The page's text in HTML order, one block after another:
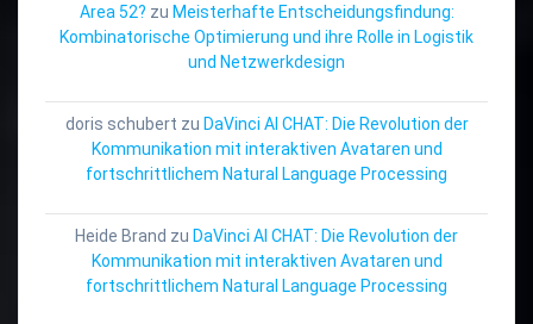
Area 52? zu Meisterhafte Entscheidungsfindung:
Kombinatorische Optimierung und ihre Rolle in Logistik
und Netzwerkdesign
doris schubert zu DaVinci AI CHAT: Die Revolution der
Kommunikation mit interaktiven Avataren und
fortschrittlichem Natural Language Processing
Heide Brand zu DaVinci AI CHAT: Die Revolution der
Kommunikation mit interaktiven Avataren und
fortschrittlichem Natural Language Processing